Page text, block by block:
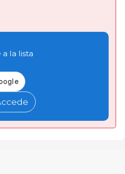
la lista